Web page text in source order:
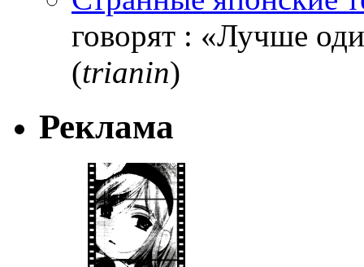
говорят : «Лучше
(trianin)
Реклама